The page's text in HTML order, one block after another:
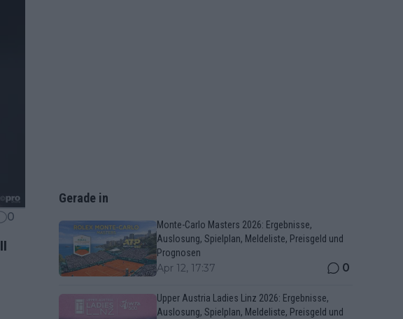
0
Gerade in
Monte-Carlo Masters 2026: Ergebnisse,
Auslosung, Spielplan, Meldeliste, Preisgeld und
Prognosen
Apr 12, 17:37 0
Upper Austria Ladies Linz 2026: Ergebnisse,
Auslosung, Spielplan, Meldeliste, Preisgeld und